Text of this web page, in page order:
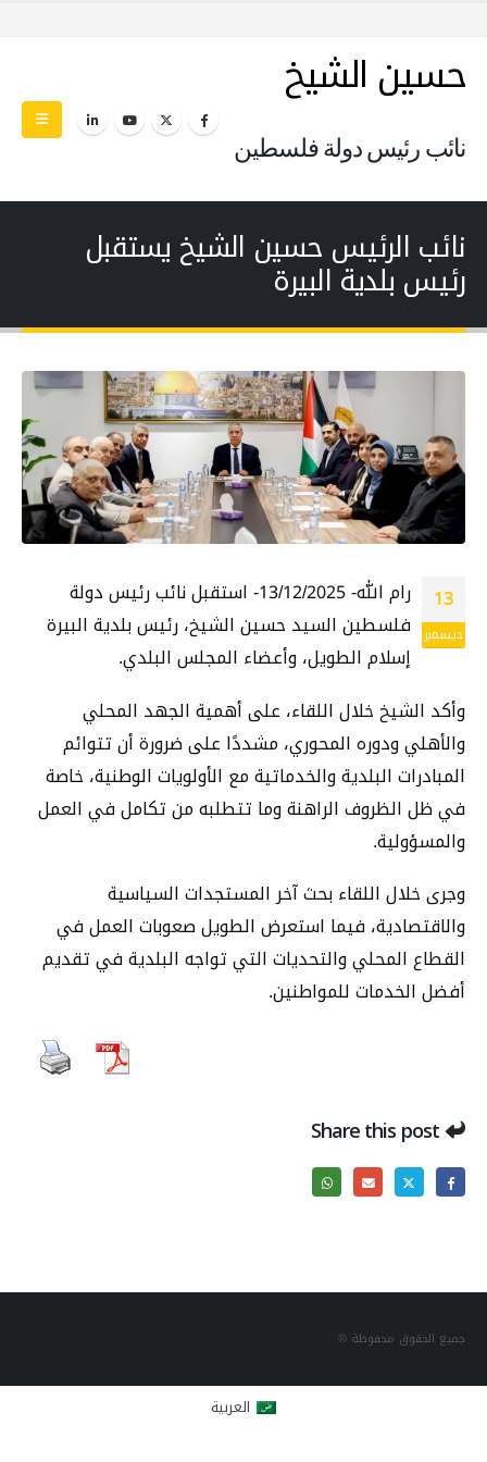
حسين الشيخ
نائب رئيس دولة فلسطين
نائب الرئيس حسين الشيخ يستقبل
رئيس بلدية البيرة
13
ديسمبر
رام الله- 13/12/2025- استقبل نائب رئيس دولة
فلسطين السيد حسين الشيخ، رئيس بلدية البيرة
إسلام الطويل، وأعضاء المجلس البلدي.
وأكد الشيخ خلال اللقاء، على أهمية الجهد المحلي
والأهلي ودوره المحوري، مشددًا على ضرورة أن تتوائم
المبادرات البلدية والخدماتية مع الأولويات الوطنية، خاصة
في ظل الظروف الراهنة وما تتطلبه من تكامل في العمل
والمسؤولية.
وجرى خلال اللقاء بحث آخر المستجدات السياسية
والاقتصادية، فيما استعرض الطويل صعوبات العمل في
القطاع المحلي والتحديات التي تواجه البلدية في تقديم
أفضل الخدمات للمواطنين.
Share this post
جميع الحقوق محفوظة ©
العربية